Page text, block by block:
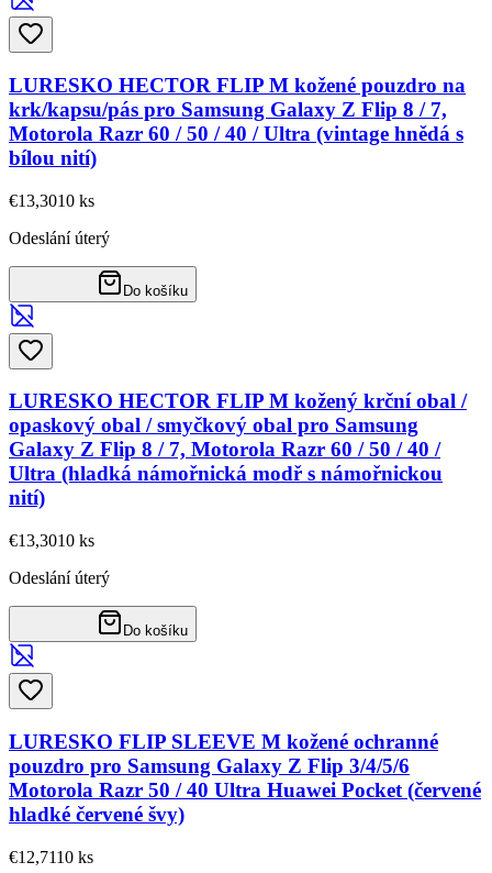
LURESKO HECTOR FLIP M kožené pouzdro na
krk/kapsu/pás pro Samsung Galaxy Z Flip 8 / 7,
Motorola Razr 60 / 50 / 40 / Ultra (vintage hnědá s
bílou nití)
€13,3010 ks
Odeslání úterý
Do košíku
LURESKO HECTOR FLIP M kožený krční obal /
opaskový obal / smyčkový obal pro Samsung
Galaxy Z Flip 8 / 7, Motorola Razr 60 / 50 / 40 /
Ultra (hladká námořnická modř s námořnickou
nití)
€13,3010 ks
Odeslání úterý
Do košíku
LURESKO FLIP SLEEVE M kožené ochranné
pouzdro pro Samsung Galaxy Z Flip 3/4/5/6
Motorola Razr 50 / 40 Ultra Huawei Pocket (červené
hladké červené švy)
€12,7110 ks